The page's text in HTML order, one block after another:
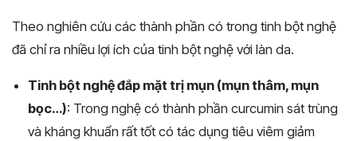
Theo nghiên cứu các thành phần có trong tinh bột nghệ
đã chỉ ra nhiều lợi ích của tinh bột nghệ với làn da.
Tinh bột nghệ đắp mặt trị mụn (mụn thâm, mụn
bọc…): Trong nghệ có thành phần curcumin sát trùng
và kháng khuẩn rất tốt có tác dụng tiêu viêm giảm